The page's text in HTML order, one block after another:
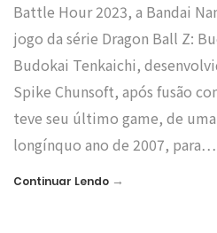
Battle Hour 2023, a Bandai
jogo da série Dragon Ball Z:
Budokai Tenkaichi,
Spike Chunsoft, após fusão
teve seu último game, de
longínquo ano de 2007, para…
Continuar Lendo →